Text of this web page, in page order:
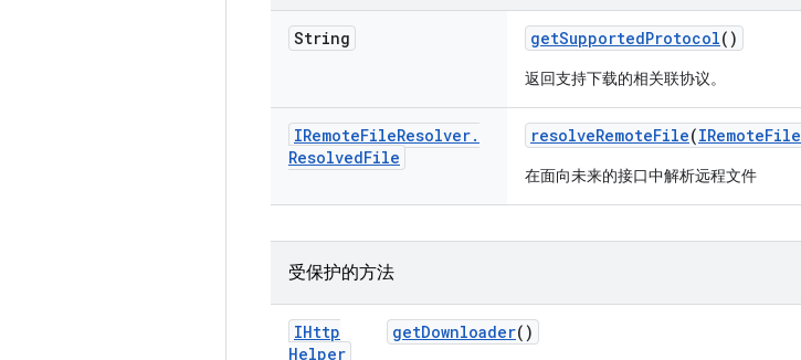
String getSupportedProtocol()
返回支持下载的相关联协议。
IRemoteFileResolver.
ResolvedFile
resolveRemoteFile(IRemoteFile
在面向未来的接口中解析远程文件
受保护的方法
IHttp
Helper
getDownloader()